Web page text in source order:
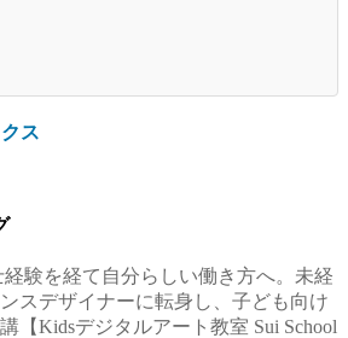
ス
経験を経て自分らしい働き方へ。未経
スデザイナーに転身し、子ども向け
【Kidsデジタルアート教室 Sui School